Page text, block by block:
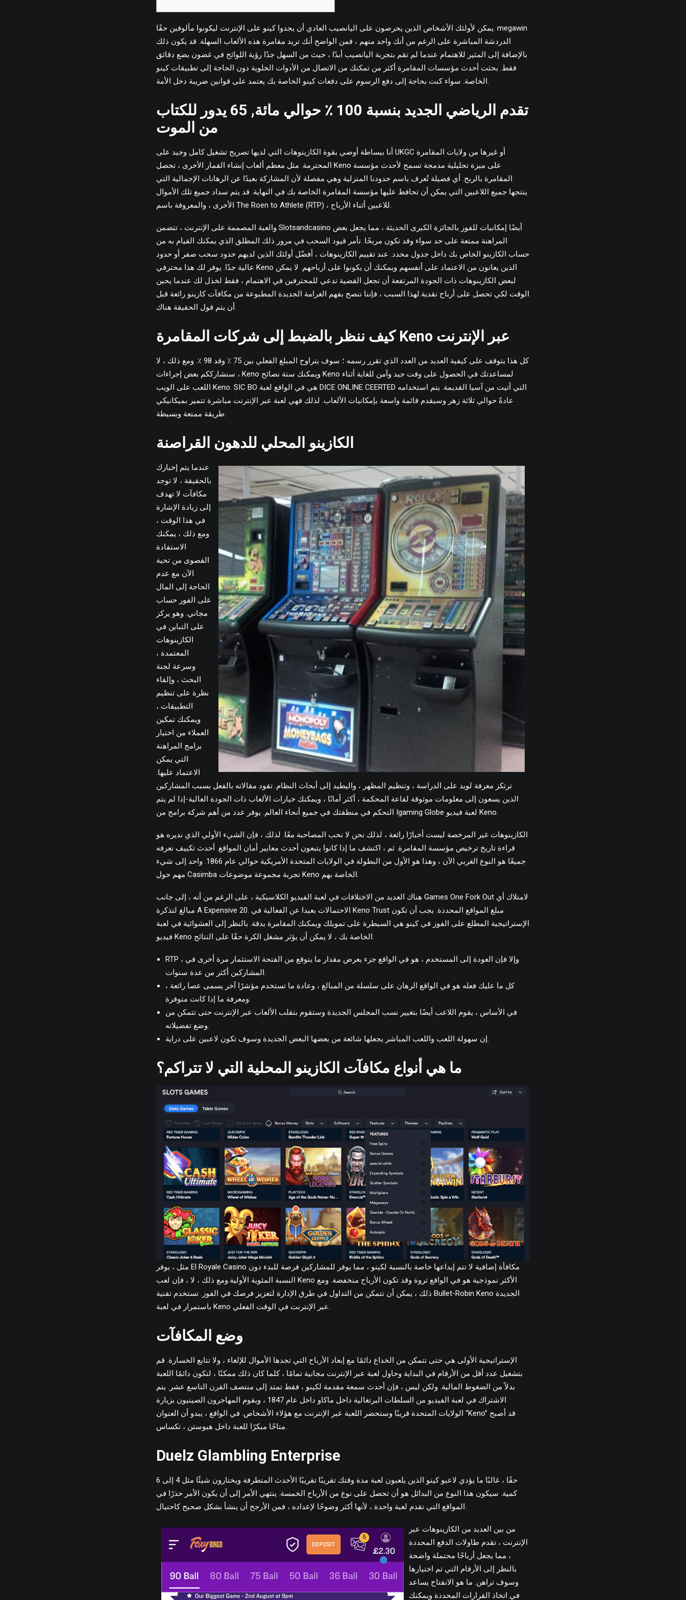
يمكن لأولئك الأشخاص الذين يحرصون على اليانصيب العادي أن يجدوا كينو على الإنترنت ليكونوا مألوفين حقًا. megawin
الدردشة المباشرة على الرغم من أنك واحد منهم ، فمن الواضح أنك تريد مقامرة هذه الألعاب السهلة. قد يكون ذلك
بالإضافة إلى المثير للاهتمام عندما لم تقم بتجربة اليانصيب أبدًا ، حيث من السهل جدًا رؤية اللوائح في غضون بضع دقائق
فقط. بحثت أحدث مؤسسات المقامرة أكثر من تمكنك من الاتصال من الأدوات الخلوية دون الحاجة إلى تطبيقات كينو
الخاصة.سواء كنت بحاجة إلى دفع الرسوم على دفعات كينو الخاصة بك يعتمد على قوانين ضريبة دخل الأمة.
تقدم الرياضي الجديد بنسبة 100 ٪ حوالي مائة, 65 يدور للكتاب
من الموت
أنا ببساطة أوصي بقوة الكازينوهات التي لديها تصريح تشغيل كامل وجيد على UKGC أو غيرها من ولايات المقامرة
المحترمة. مثل معظم ألعاب إنشاء القمار الأخرى ، تحصل Keno على ميزة تحليلية مدمجة تسمح لأحدث مؤسسة
المقامرة بالربح. أي فضيلة تُعرف باسم حدودنا المنزلية وهي مفصلة لأن المشاركة بعيدًا عن الرهانات الإجمالية التي
ينتجها جميع اللاعبين التي يمكن أن تحافظ عليها مؤسسة المقامرة الخاصة بك في النهاية. قد يتم سداد جميع تلك الأموال
الأخرى ، والمعروفة باسم The Roen to Athlete (RTP) ، للاعبين أثناء الأرباح.
والعبة المصممة على الإنترنت ، تتضمن Slotsandcasino أيضًا إمكانيات للفوز بالجائزة الكبرى الحديثة ، مما يجعل بعض
المراهنة ممتعة على حد سواء وقد تكون مربحًا. تأمر قيود السحب في مرور ذلك المطلق الذي يمكنك القيام به من
حساب الكازينو الخاص بك داخل جدول محدد. عند تقييم الكازينوهات ، أفضّل أولئك الذين لديهم حدود سحب صفر أو حدود
عالية جدًا. يوفر لك هذا محترفي Keno الذين يعانون من الاعتماد على أنفسهم ويمكنك أن يكونوا على أرباحهم. لا يمكن
لبعض الكازينوهات ذات الجودة المرتفعة أن تجعل القضية تدعي للمحترفين في الاهتمام ، فقط لخذل لك عندما يحين
الوقت لكي تحصل على أرباح نقدية.لهذا السبب ، فإننا ننصح بفهم الغرامة الجديدة المطبوعة من مكافآت كازينو رائعة قبل
أن يتم قول الحقيقة هناك.
كيف ننظر بالضبط إلى شركات المقامرة Keno عبر الإنترنت
كل هذا يتوقف على كيفية العديد من العدد الذي تقرر رسمه ؛ سوف يتراوح المبلغ الفعلي بين 75 ٪ وقد 98 ٪. ومع ذلك ، لا
، سنشارككم بعض إجراءات Keno ويمكنك ستة نصائح Keno لمساعدتك في الحصول على وقت جيد وآمن للغاية أثناء
اللعب على الويب Keno. SIC BO هي في الواقع لعبة DICE ONLINE CEERTED التي أتيت من آسيا القديمة. يتم استخدامه
عادةً حوالي ثلاثة زهر وسيقدم قائمة واسعة بإمكانيات الألعاب. لذلك فهي لعبة عبر الإنترنت مباشرة تتميز بميكانيكي
طريقة ممتعة وبسيطة.
الكازينو المحلي للدهون القراصنة
عندما يتم إخبارك
بالحقيقة ، لا توجد
مكافآت لا تهدف
إلى زيادة الإشارة
في هذا الوقت ،
ومع ذلك ، يمكنك
الاستفادة
القصوى من تحية
الآن مع عدم
الحاجة إلى المال
على الفور حساب
مجاني. وهو يركز
على التباين في
الكازينوهات
المعتمدة ،
وسرعة لجنة
البحث ، وإلقاء
نظرة على تنظيم
التطبيقات ،
ويمكنك تمكين
العملاء من اختيار
برامج المراهنة
التي يمكن
الاعتماد عليها.
ترتكز معرفة لويد على الدراسة ، وتنظيم المظهر ، واليطيد إلى أبحاث النظام. تقود مقالاته بالفعل بسبب المشاركين
الذين يسعون إلى معلومات موثوقة لقاعة المحكمة ، أكثر أمانًا ، ويمكنك خيارات الألعاب ذات الجودة العالية-إذا لم يتم
التحكم في منطقتك في جميع أنحاء العالم. يوفر عدد من أهم شركة برامج من Igaming Globe لعبة فيديو Keno.
الكازينوهات غير المرخصة ليست أخبارًا رائعة ، لذلك نحن لا نحب المصاحبة معًا. لذلك ، فإن الشيء الأولي الذي نديره هو
قراءة تاريخ ترخيص مؤسسة المقامرة. ثم ، اكتشف ما إذا كانوا يتبعون أحدث معايير أمان المواقع. أحدث تكييف نعرفه
جميعًا هو النوع الغربي الآن ، وهذا هو الأول من البطولة في الولايات المتحدة الأمريكية حوالي عام 1866. واحد إلى شيء
مهم حول Casimba تجربة مجموعة موضوعات Keno الخاصة بهم.
هناك العديد من الاختلافات في لعبة الفيديو الكلاسيكية ، على الرغم من أنه ، إلى جانب Games One Fork Out لامتلاك أي
مبالغ لتذكرة A Expensive 20. الاحتمالات بعيدا عن الفعالية في Keno Trust مبلغ المواقع المحددة. يجب أن تكون
الإستراتيجية المطلع على الفوز في كينو هي السيطرة على تمويلك ويمكنك المقامرة بدقة. بالنظر إلى العشوائية في لعبة
فيديو Keno الخاصة بك ، لا يمكن أن يؤثر مشغل الكرة حقًا على النتائج.
RTP ، وإلا فإن العودة إلى المستخدم ، هو في الواقع جزء يعرض مقدار ما يتوقع من الفتحة الاستثمار مرة أخرى في
المشاركين أكثر من عدة سنوات.
كل ما عليك فعله هو في الواقع الرهان على سلسلة من المبالغ ، وعادة ما تستخدم مؤشرًا آخر يسمى عصا رائعة ،
ومعرفة ما إذا كانت متوفرة.
في الأساس ، يقوم اللاعب أيضًا بتغيير نسب المجلس الجديدة وستقوم بتقلب الألعاب عبر الإنترنت حتى تتمكن من
وضع تفضيلاته.
إن سهولة اللعب واللعب المباشر يجعلها شائعة من بعضها البعض الجديدة وسوف تكون لاعبين على دراية.
ما هي أنواع مكافآت الكازينو المحلية التي لا تتراكم؟
مثل ، يوفر El Royale Casino مكافأة إضافية لا تتم إيداعها خاصة بالنسبة لكينو ، مما يوفر للمشاركين فرصة للبدء دون
النسبة المئوية الأولية.ومع ذلك ، لا ، فإن لعب Keno الأكثر نموذجية هو في الواقع ثروة وقد تكون الأرباح منخفضة. ومع
ذلك ، يمكن أن تتمكن من التداول في طرق الإدارة لتعزيز فرصك في الفوز. تستخدم تقنية Bullet-Robin Keno الجديدة
باستمرار في لعبة Keno عبر الإنترنت في الوقت الفعلي.
وضع المكافآت
الإستراتيجية الأولى هي حتى تتمكن من الخداع دائمًا مع إبعاد الأرباح التي تجدها الأموال للإلغاء ، ولا تتابع الخسارة. قم
بتشغيل عدد أقل من الأرقام في البداية وحاول لعبة عبر الإنترنت مجانية تمامًا ، كلما كان ذلك ممكنًا ، لتكون دائمًا اللعبة
بدلاً من الضغوط المالية. ولكن ليس ، فإن أحدث سمعة مقدمة لكينو ، فقط تمتد إلى منتصف القرن التاسع عشر. يتم
الاشتراك في لعبة الفيديو من السلطات البرتغالية داخل ماكاو داخل عام 1847 ، ويقوم المهاجرون الصينيون بزيارة
الولايات المتحدة قريبًا وستحضر اللعبة عبر الإنترنت مع هؤلاء الأشخاص. في الواقع ، يبدو أن العنوان “Keno” قد أصبح
متاحًا مبكرًا للعبة داخل هيوستن ، تكساس.
Duelz Glambling Enterprise
حقًا ، غالبًا ما يؤدي لاعبو كينو الذين يلعبون لعبة مدة وقتك تقريبًا تقريبًا الأحدث المتطرفة ويختارون شيئًا مثل 4 إلى 6
كمية. سيكون هذا النوع من البدائل هو أن تحصل على نوع من الأرباح الخمسة. ينتهي الأمر إلى أن يكون الأمر حذرًا في
المواقع التي تقدم لعبة واحدة ، لأنها أكثر وضوحًا لإعداده ، فمن الأرجح أن ينشأ بشكل صحيح كاحتيال.
من بين العديد من الكازينوهات عبر
الإنترنت ، تقدم طاولات الدفع المحددة
، مما يجعل أرباحًا محتملة واضحة
بالنظر إلى الأرقام التي تم اختيارها
وسوف تراهن. ما هو الانفتاح يساعد
في اتخاذ القرارات المحددة ويمكنك